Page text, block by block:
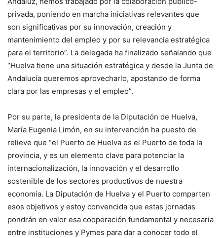
privada, poniendo en marcha iniciativas relevantes que
son significativas por su innovación, creación y
mantenimiento del empleo y por su relevancia estratégica
para el territorio”. La delegada ha finalizado señalando que
“Huelva tiene una situación estratégica y desde la Junta de
Andalucía queremos aprovecharlo, apostando de forma
clara por las empresas y el empleo”.
Por su parte, la presidenta de la Diputación de Huelva,
María Eugenia Limón, en su intervención ha puesto de
relieve que “el Puerto de Huelva es el Puerto de toda la
provincia, y es un elemento clave para potenciar la
internacionalización, la innovación y el desarrollo
sostenible de los sectores productivos de nuestra
economía. La Diputación de Huelva y el Puerto comparten
esos objetivos y estoy convencida que estas jornadas
pondrán en valor esa cooperación fundamental y necesaria
entre instituciones y Pymes para dar a conocer todo el